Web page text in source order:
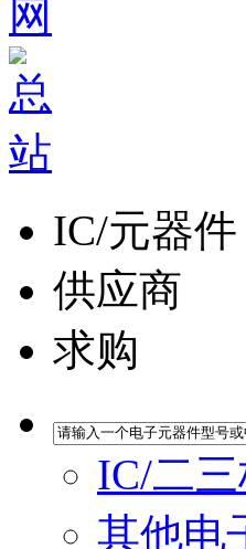
IC/元器件
供应商
求购
IC/二
其他电